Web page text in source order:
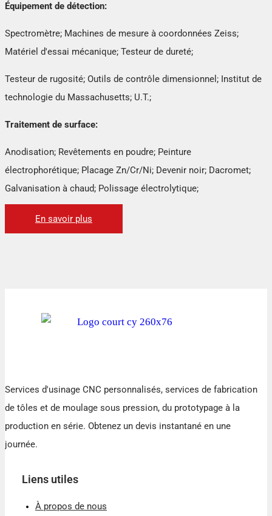
Équipement de détection:
Spectromètre; Machines de mesure à coordonnées Zeiss;
Matériel d'essai mécanique; Testeur de dureté;
Testeur de rugosité; Outils de contrôle dimensionnel; Institut de
technologie du Massachusetts; U.T.;
Traitement de surface:
Anodisation; Revêtements en poudre; Peinture
électrophorétique; Placage Zn/Cr/Ni; Devenir noir; Dacromet;
Galvanisation à chaud; Polissage électrolytique;
En savoir plus
Services d'usinage CNC personnalisés, services de fabrication
de tôles et de moulage sous pression, du prototypage à la
production en série. Obtenez un devis instantané en une
journée.
Liens utiles
À propos de nous